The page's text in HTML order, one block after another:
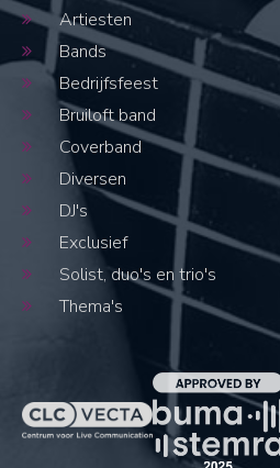
Artiesten
Bands
Bedrijfsfeest
Bruiloft band
Coverband
Diversen
DJ's
Exclusief
Solist, duo's en trio's
Thema's